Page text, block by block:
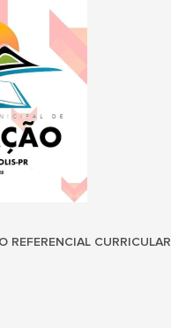
REFERENCIAL CURRICULAR